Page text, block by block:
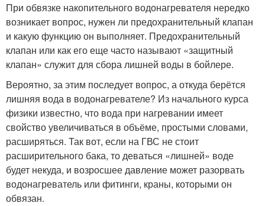
При обвязке накопительного водонагревателя нередко
возникает вопрос, нужен ли предохранительный клапан
и какую функцию он выполняет. Предохранительный
клапан или как его еще часто называют «защитный
клапан» служит для сбора лишней воды в бойлере.
Вероятно, за этим последует вопрос, а откуда берётся
лишняя вода в водонагревателе? Из начального курса
физики известно, что вода при нагревании имеет
свойство увеличиваться в объёме, простыми словами,
расширяться. Так вот, если на ГВС не стоит
расширительного бака, то деваться «лишней» воде
будет некуда, и возросшее давление может разорвать
водонагреватель или фитинги, краны, которыми он
обвязан.